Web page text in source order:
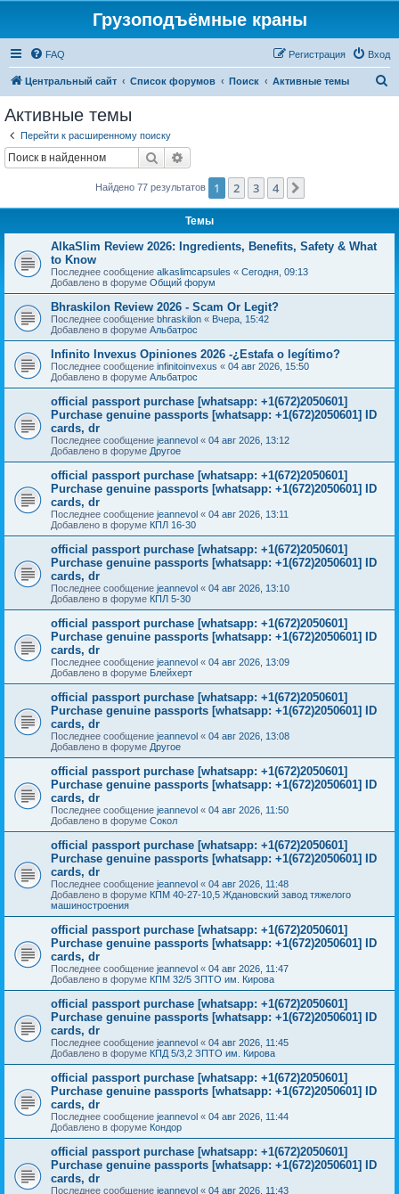
Грузоподъёмные краны
FAQ Вход
Регистрация
Центральный сайт Список форумов Поиск Активные темы
Активные темы
Перейти к расширенному поиску
Поиск
Найдено 77 результатов 1 2 3 4
Темы
AlkaSlim Review 2026: Ingredients, Benefits, Safety & What
to Know
Последнее сообщение alkaslimcapsules « Сегодня, 09:13
Добавлено в форуме Общий форум
Bhraskilon Review 2026 - Scam Or Legit?
Последнее сообщение bhraskilon « Вчера, 15:42
Добавлено в форуме Альбатрос
Infinito Invexus Opiniones 2026 -¿Estafa o legítimo?
Последнее сообщение infinitoinvexus « 04 авг 2026, 15:50
Добавлено в форуме Альбатрос
official passport purchase [whatsapp: +1(672)2050601]
Purchase genuine passports [whatsapp: +1(672)2050601] ID
cards, dr
Последнее сообщение jeannevol « 04 авг 2026, 13:12
Добавлено в форуме Другое
official passport purchase [whatsapp: +1(672)2050601]
Purchase genuine passports [whatsapp: +1(672)2050601] ID
cards, dr
Последнее сообщение jeannevol « 04 авг 2026, 13:11
Добавлено в форуме КПЛ 16-30
official passport purchase [whatsapp: +1(672)2050601]
Purchase genuine passports [whatsapp: +1(672)2050601] ID
cards, dr
Последнее сообщение jeannevol « 04 авг 2026, 13:10
Добавлено в форуме КПЛ 5-30
official passport purchase [whatsapp: +1(672)2050601]
Purchase genuine passports [whatsapp: +1(672)2050601] ID
cards, dr
Последнее сообщение jeannevol « 04 авг 2026, 13:09
Добавлено в форуме Блейхерт
official passport purchase [whatsapp: +1(672)2050601]
Purchase genuine passports [whatsapp: +1(672)2050601] ID
cards, dr
Последнее сообщение jeannevol « 04 авг 2026, 13:08
Добавлено в форуме Другое
official passport purchase [whatsapp: +1(672)2050601]
Purchase genuine passports [whatsapp: +1(672)2050601] ID
cards, dr
Последнее сообщение jeannevol « 04 авг 2026, 11:50
Добавлено в форуме Сокол
official passport purchase [whatsapp: +1(672)2050601]
Purchase genuine passports [whatsapp: +1(672)2050601] ID
cards, dr
Последнее сообщение jeannevol « 04 авг 2026, 11:48
Добавлено в форуме КПМ 40-27-10,5 Ждановский завод тяжелого
машиностроения
official passport purchase [whatsapp: +1(672)2050601]
Purchase genuine passports [whatsapp: +1(672)2050601] ID
cards, dr
Последнее сообщение jeannevol « 04 авг 2026, 11:47
Добавлено в форуме КПМ 32/5 ЗПТО им. Кирова
official passport purchase [whatsapp: +1(672)2050601]
Purchase genuine passports [whatsapp: +1(672)2050601] ID
cards, dr
Последнее сообщение jeannevol « 04 авг 2026, 11:45
Добавлено в форуме КПД 5/3,2 ЗПТО им. Кирова
official passport purchase [whatsapp: +1(672)2050601]
Purchase genuine passports [whatsapp: +1(672)2050601] ID
cards, dr
Последнее сообщение jeannevol « 04 авг 2026, 11:44
Добавлено в форуме Кондор
official passport purchase [whatsapp: +1(672)2050601]
Purchase genuine passports [whatsapp: +1(672)2050601] ID
cards, dr
Последнее сообщение jeannevol « 04 авг 2026, 11:43